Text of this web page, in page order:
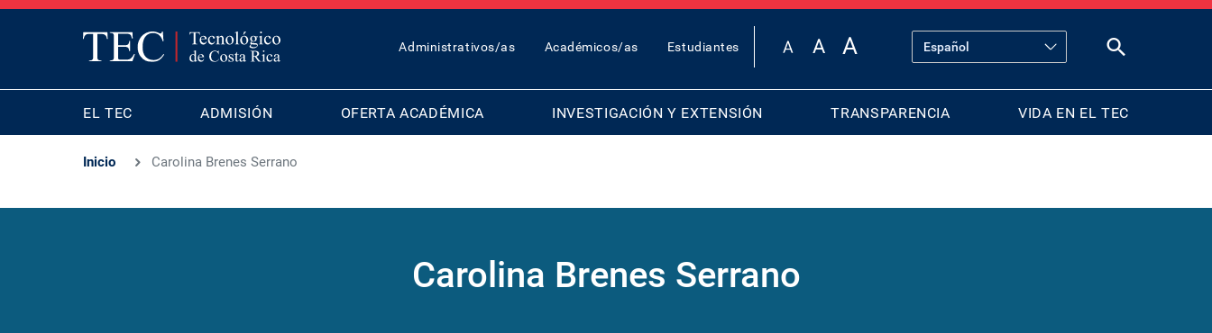
TOP
MENU
Administrativos/as Académicos/as Estudiantes
MAIN
NAVIGATION
EL TEC ADMISIÓN OFERTA ACADÉMICA INVESTIGACIÓN Y EXTENSIÓN TRANSPARENCIA VIDA EN EL TEC
Inicio Carolina Brenes Serrano
Carolina Brenes Serrano